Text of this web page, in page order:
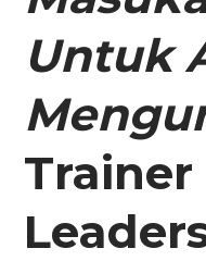
Untuk
Trainer